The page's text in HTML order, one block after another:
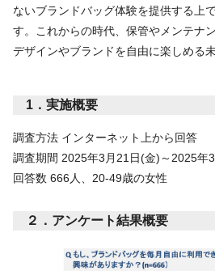
ないブランドバッグ体験を提供する上
す。これからの時代、保管やメンテナ
デザインやブランドを自由に楽しめる
1．実施概要
調査方法 インターネット上から回答
調査期間 2025年3月21日(金)～2025年
回答数 666人、20-49歳の女性
２．アンケート結果概要